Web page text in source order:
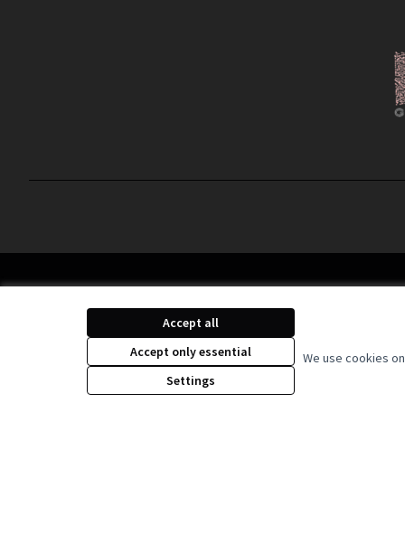
We use cookies
Accept all
Accept only essential
Settings